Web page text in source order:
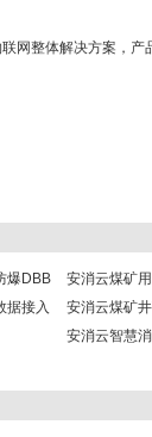
网整体解决方案，
爆DBB
安消云煤矿
据接入
安消云煤矿
安消云智慧